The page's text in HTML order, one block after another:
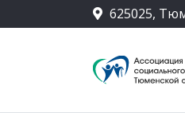
625025,